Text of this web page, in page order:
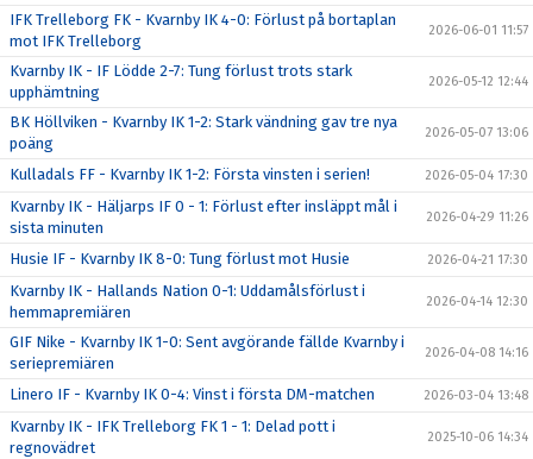
IFK Trelleborg FK - Kvarnby IK 4-0: Förlust på bortaplan
mot IFK Trelleborg
2026-06-01 11:57
Kvarnby IK - IF Lödde 2-7: Tung förlust trots stark
upphämtning
2026-05-12 12:44
BK Höllviken - Kvarnby IK 1-2: Stark vändning gav tre nya
poäng
2026-05-07 13:06
Kulladals FF - Kvarnby IK 1-2: Första vinsten i serien! 2026-05-04 17:30
Kvarnby IK - Häljarps IF 0 - 1: Förlust efter insläppt mål i
sista minuten
2026-04-29 11:26
Husie IF - Kvarnby IK 8-0: Tung förlust mot Husie 2026-04-21 17:30
Kvarnby IK - Hallands Nation 0-1: Uddamålsförlust i
hemmapremiären
2026-04-14 12:30
GIF Nike - Kvarnby IK 1-0: Sent avgörande fällde Kvarnby i
seriepremiären
2026-04-08 14:16
Linero IF - Kvarnby IK 0-4: Vinst i första DM-matchen 2026-03-04 13:48
Kvarnby IK - IFK Trelleborg FK 1 - 1: Delad pott i
regnovädret
2025-10-06 14:34